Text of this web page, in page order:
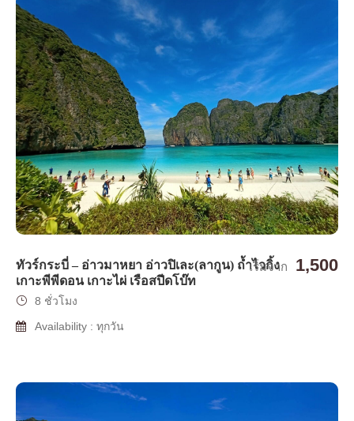
ทัวร์กระบี่ – อ่าวมาหยา อ่าวปิเละ(ลากูน) ถ้ำไวกิ้ง
เกาะพีพีดอน เกาะไผ่ เรือสปีดโบ๊ท
เริ่มจาก 1,500
8 ชั่วโมง
Availability : ทุกวัน